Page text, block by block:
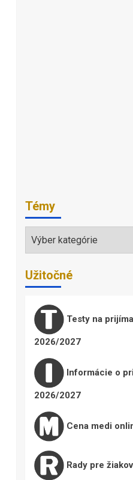
Témy
Témy
Užitočné
Testy na
2026/2027
Informácie o
2026/2027
Cena medi
Rady pre žiakov